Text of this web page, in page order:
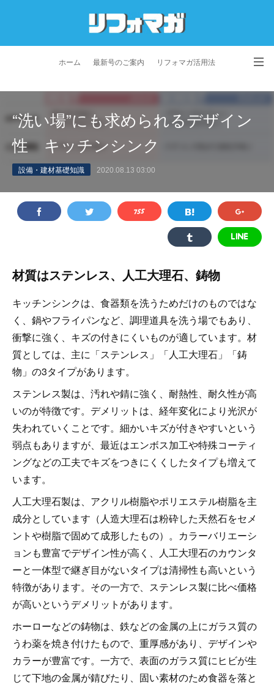
ホーム 最新号のご案内 リフォマガ活用法
お問い合わせ よくあるご質問 特定商取引法に基づく表記
プライバシーポリシー 利用規約 会社概要
“洗い場”にも求められるデザイン
性 キッチンシンク
設備・建材基礎知識 2020.08.13 03:00
材質はステンレス、人工大理石、鋳物
キッチンシンクは、食器類を洗うためだけのものではな
く、鍋やフライパンなど、調理道具を洗う場でもあり、
衝撃に強く、キズの付きにくいものが適しています。材
質としては、主に「ステンレス」「人工大理石」「鋳
物」の3タイプがあります。
ステンレス製は、汚れや錆に強く、耐熱性、耐久性が高
いのが特徴です。デメリットは、経年変化により光沢が
失われていくことです。細かいキズが付きやすいという
弱点もありますが、最近はエンボス加工や特殊コーティ
ングなどの工夫でキズをつきにくくしたタイプも増えて
います。
人工大理石製は、アクリル樹脂やポリエステル樹脂を主
成分としています（人造大理石は粉砕した天然石をセメ
ントや樹脂で固めて成形したもの）。カラーバリエーシ
ョンも豊富でデザイン性が高く、人工大理石のカウンタ
ーと一体型で継ぎ目がないタイプは清掃性も高いという
特徴があります。その一方で、ステンレス製に比べ価格
が高いというデメリットがあります。
ホーローなどの鋳物は、鉄などの金属の上にガラス質の
うわ薬を焼き付けたもので、重厚感があり、デザインや
カラーが豊富です。一方で、表面のガラス質にヒビが生
じて下地の金属が錆びたり、固い素材のため食器を落と